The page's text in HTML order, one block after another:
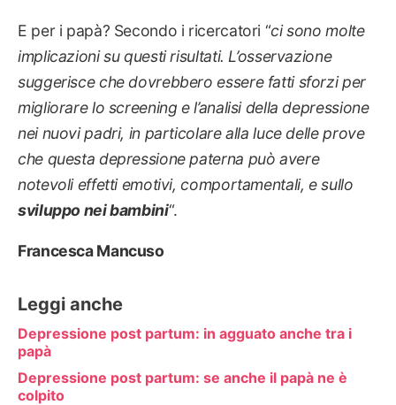
E per i papà? Secondo i ricercatori “ci sono molte
implicazioni su questi risultati. L’osservazione
suggerisce che dovrebbero essere fatti sforzi per
migliorare lo screening e l’analisi della depressione
nei nuovi padri, in particolare alla luce delle prove
che questa depressione paterna può avere
notevoli effetti emotivi, comportamentali, e sullo
sviluppo nei bambini“.
Francesca Mancuso
Leggi anche
Depressione post partum: in agguato anche tra i
papà
Depressione post partum: se anche il papà ne è
colpito